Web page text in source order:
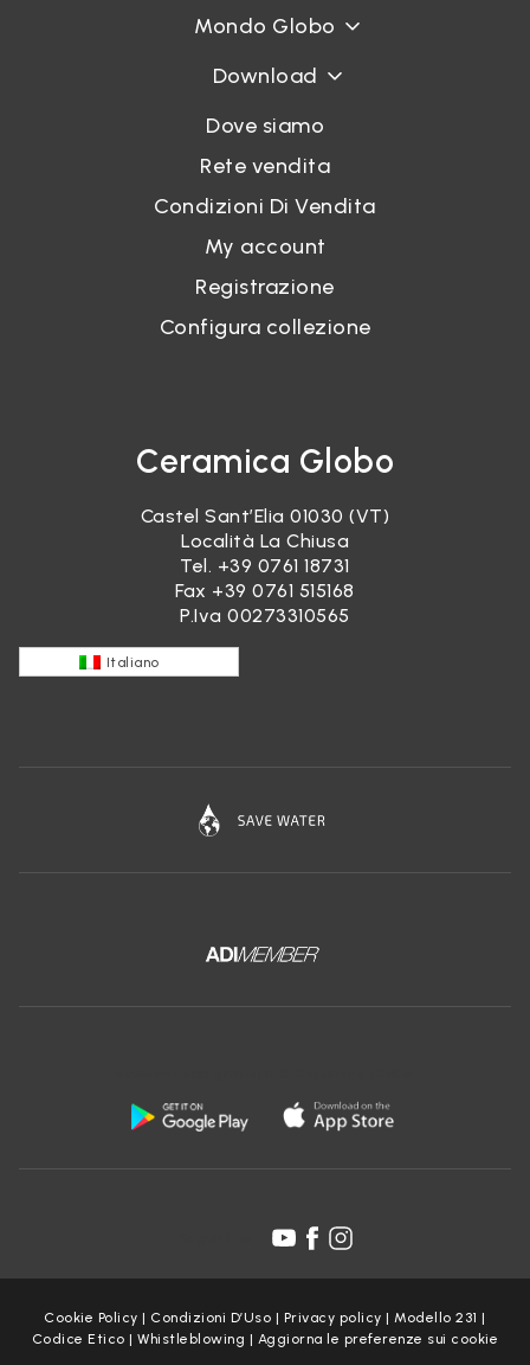
Mondo Globo
Download
Dove siamo
Rete vendita
Condizioni Di Vendita
My account
Registrazione
Configura collezione
Ceramica Globo
Castel Sant’Elia 01030 (VT)
Località La Chiusa
Tel. +39 0761 18731
Fax +39 0761 515168
P.Iva 00273310565
Italiano
Cookie Policy | Condizioni D’Uso | Privacy policy |Modello 231 |
Codice Etico |Whistleblowing | Aggiorna le preferenze sui cookie